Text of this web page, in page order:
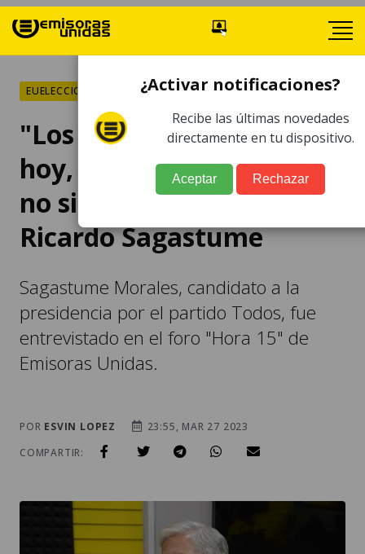
EUELECCIONES
"Los impuestos, hoy por
hoy, en manos del Estado,
no sirven de nada", indica
Ricardo Sagastume
Sagastume Morales, candidato a la
presidencia por el partido Todos, fue
entrevistado en el foro "Hora 15" de
Emisoras Unidas.
POR ESVIN LOPEZ
23:55, MAR 27 2023
COMPARTIR:
¿Activar notificaciones?
Recibe las últimas novedades
directamente en tu dispositivo.
Aceptar Rechazar